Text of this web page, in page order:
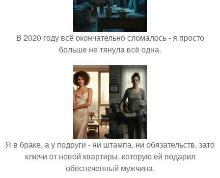
В 2020 году всё окончательно сломалось - я просто
больше не тянула всё одна.
Я в браке, а у подруги - ни штампа, ни обязательств, зато
ключи от новой квартиры, которую ей подарил
обеспеченный мужчина.